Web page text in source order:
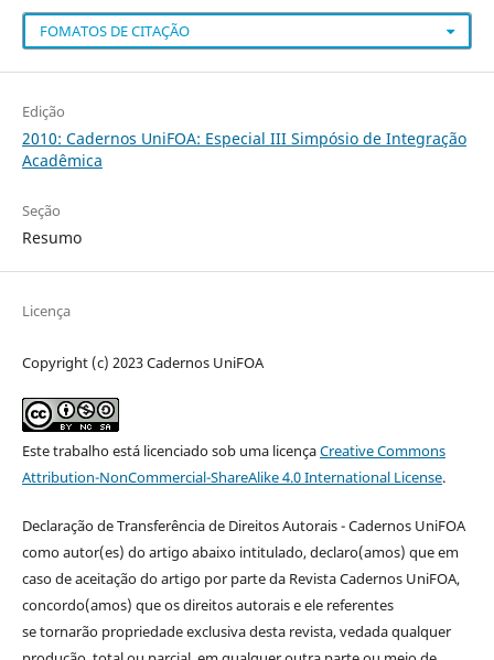
FOMATOS DE CITAÇÃO
Edição
2010: Cadernos UniFOA: Especial III Simpósio de Integração
Acadêmica
Seção
Resumo
Licença
Copyright (c) 2023 Cadernos UniFOA
Este trabalho está licenciado sob uma licençaCreative Commons
Attribution-NonCommercial-ShareAlike 4.0 International License.
Declaração de Transferência de Direitos Autorais - Cadernos UniFOA
como autor(es) do artigo abaixo intitulado, declaro(amos) que em
caso de aceitação do artigo por parte da Revista Cadernos UniFOA,
concordo(amos) que os direitos autorais e ele referentes
se tornarão propriedade exclusiva desta revista, vedada qualquer